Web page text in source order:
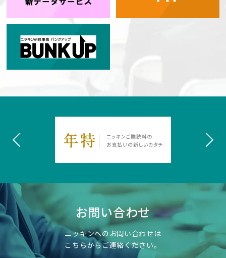
お問い合わせ
ニッキンへのお問い合わせは
こちらからご連絡ください。